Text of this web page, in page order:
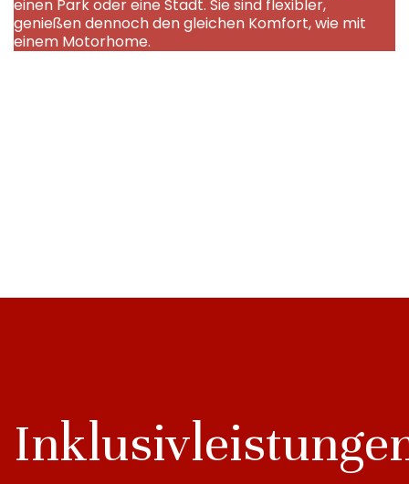
einen Park oder eine Stadt. Sie sind flexibler,
genießen dennoch den gleichen Komfort, wie mit
einem Motorhome.